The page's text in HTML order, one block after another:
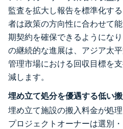
監査を拡大し報告を標準化す
者は政策の方向性に合わせて
期契約を確保できるようにな
の継続的な進展は、アジア太
管理市場における回収目標を
減します。
埋め立て処分を優遇する低い
埋め立て施設の搬入料金が処
プロジェクトオーナーは選別